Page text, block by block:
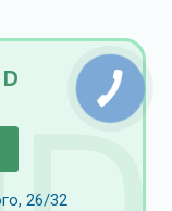
26/32